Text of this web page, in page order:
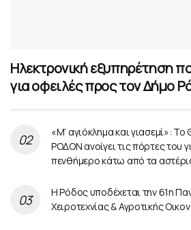
Ηλεκτρονική εξυπηρέτηση
για οφειλές προς τον Δήμο
«Μ’ αγιόκλημα και γιασεμί»:
ΡΟΔΟΝ ανοίγει τις πόρτες του
πενθήμερο κάτω από τα
Η Ρόδος υποδέχεται την 61η
Χειροτεχνίας & Αγροτικής